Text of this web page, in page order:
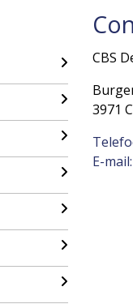
CBS
3971
E-